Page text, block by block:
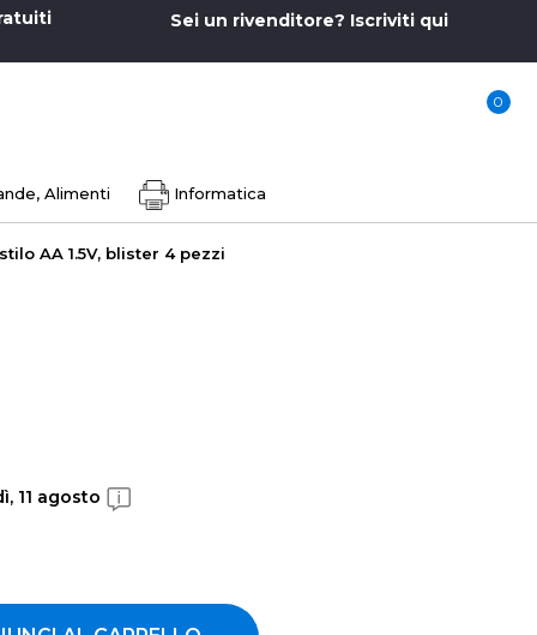
Sei un rivenditore? Iscriviti qui
0
Alimenti
Informatica
AA 1.5V, blister 4 pezzi
11 agosto